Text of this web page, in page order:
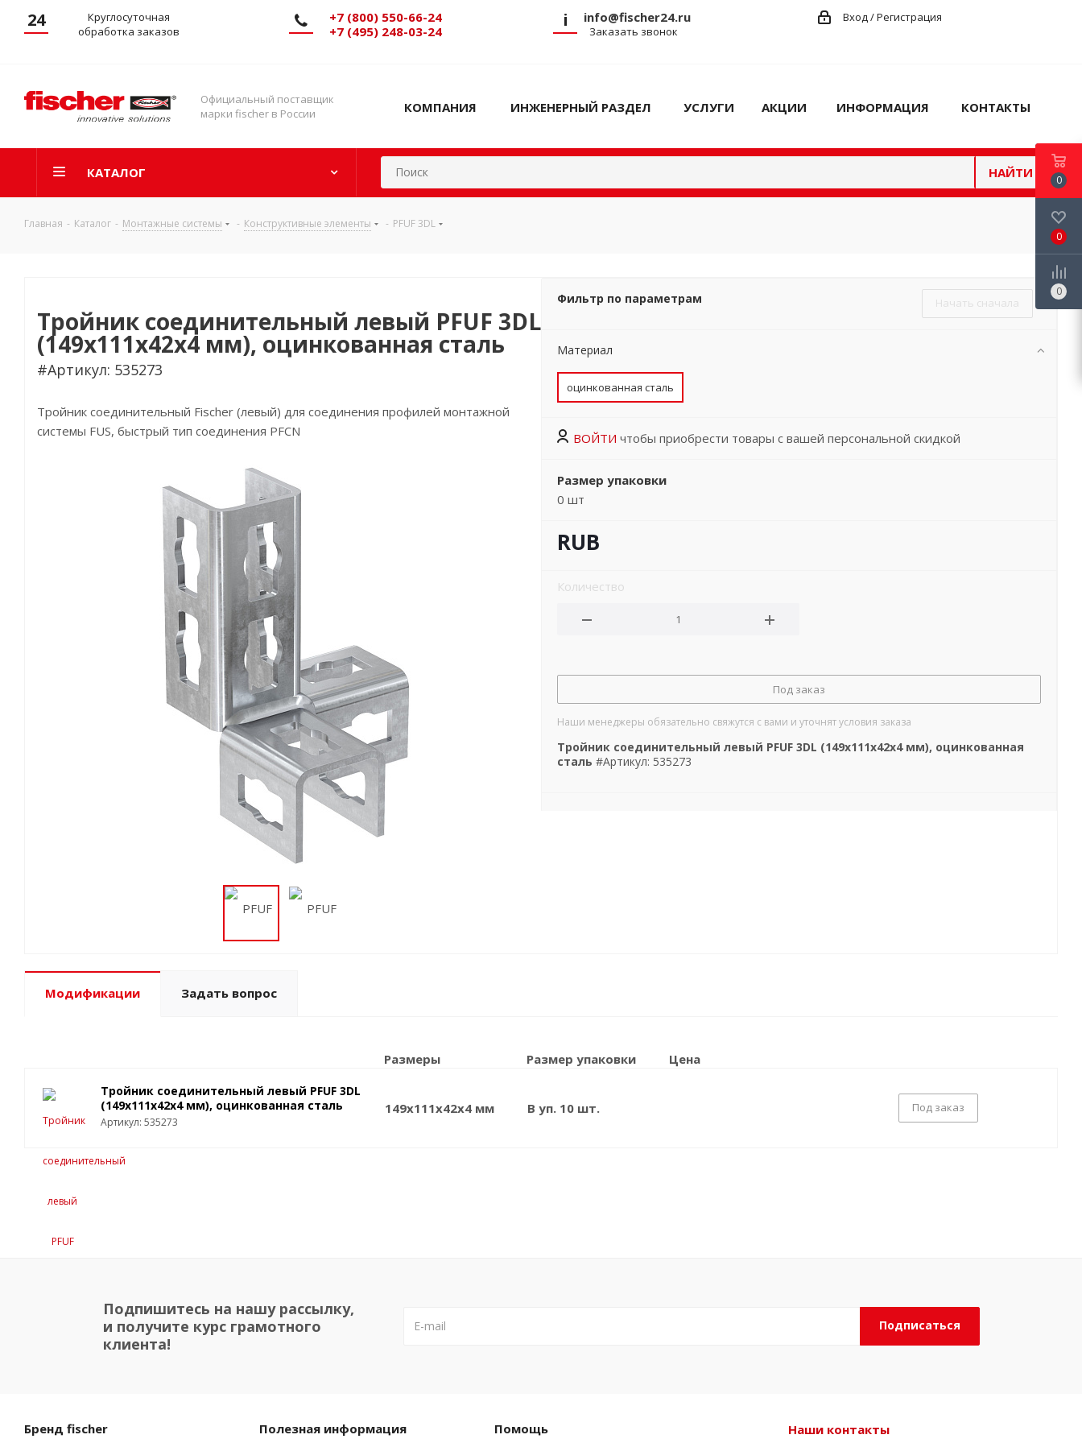
24
Круглосуточная
обработка заказов
+7 (800) 550-66-24
+7 (495) 248-03-24
i info@fischer24.ru
Заказать звонок
Вход / Регистрация
Официальный поставщик
марки fischer в России
КОМПАНИЯ ИНЖЕНЕРНЫЙ РАЗДЕЛ УСЛУГИ АКЦИИ ИНФОРМАЦИЯ КОНТАКТЫ
КАТАЛОГ НАЙТИ
Главная - Каталог - Монтажные системы - Конструктивные элементы - PFUF 3DL
Фильтр по параметрам Начать сначала
Материал
оцинкованная сталь
ВОЙТИ чтобы приобрести товары с вашей персональной скидкой
Размер упаковки
0 шт
RUB
Количество
Под заказ
Наши менеджеры обязательно свяжутся с вами и уточнят условия заказа
Тройник соединительный левый PFUF 3DL (149x111x42x4 мм), оцинкованная
сталь #Артикул: 535273
Тройник соединительный левый PFUF 3DL
(149x111x42x4 мм), оцинкованная сталь
#Артикул: 535273
Тройник соединительный Fischer (левый) для соединения профилей монтажной
системы FUS, быстрый тип соединения PFCN
Модификации Задать вопрос
Размеры Размер упаковки Цена
Тройник соединительный левый PFUF 3DL
(149x111x42x4 мм), оцинкованная сталь
Артикул: 535273
149x111x42x4 мм В уп. 10 шт. Под заказ
Подпишитесь на нашу рассылку,
и получите курс грамотного
клиента!
Бренд fischer Полезная информация Помощь Наши контакты
0
0
0